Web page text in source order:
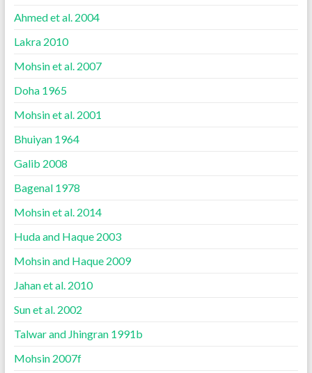
Ahmed et al. 2004
Lakra 2010
Mohsin et al. 2007
Doha 1965
Mohsin et al. 2001
Bhuiyan 1964
Galib 2008
Bagenal 1978
Mohsin et al. 2014
Huda and Haque 2003
Mohsin and Haque 2009
Jahan et al. 2010
Sun et al. 2002
Talwar and Jhingran 1991b
Mohsin 2007f